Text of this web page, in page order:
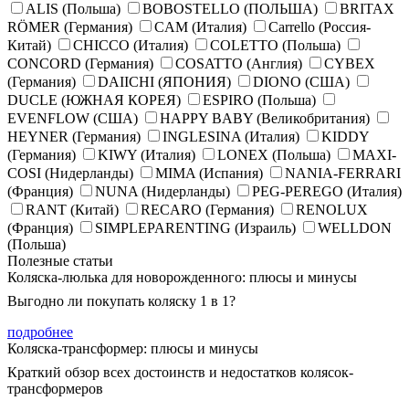
ALIS (Польша)
BOBOSTELLO (ПОЛЬША)
BRITAX
RÖMER (Германия)
CAM (Италия)
Carrello (Россия-
Китай)
CHICCO (Италия)
COLETTO (Польша)
CONCORD (Германия)
COSATTO (Англия)
CYBEX
(Германия)
DAIICHI (ЯПОНИЯ)
DIONO (США)
DUCLE (ЮЖНАЯ КОРЕЯ)
ESPIRO (Польша)
EVENFLOW (США)
HAPPY BABY (Великобритания)
HEYNER (Германия)
INGLESINA (Италия)
KIDDY
(Германия)
KIWY (Италия) LONEX (Польша)
MAXI-
COSI (Нидерланды)
MIMA (Испания)
NANIA-FERRARI
(Франция)
NUNA (Нидерланды)
PEG-PEREGO (Италия)
RANT (Китай)
RECARO (Германия)
RENOLUX
(Франция)
SIMPLEPARENTING (Израиль)
WELLDON
(Польша)
Полезные статьи
Коляска-люлька для новорожденного: плюсы и минусы
Выгодно ли покупать коляску 1 в 1?
подробнее
Коляска-трансформер: плюсы и минусы
Краткий обзор всех достоинств и недостатков колясок-
трансформеров